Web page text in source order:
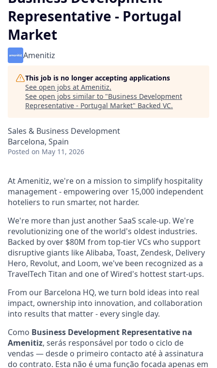
Representative - Portugal
Market
Amenitiz
This job is no longer accepting applications
See open jobs at Amenitiz.
See open jobs similar to "Business Development
Representative - Portugal Market" Backed VC.
Sales & Business Development
Barcelona, Spain
Posted on May 11, 2026
At Amenitiz, we're on a mission to simplify hospitality
management - empowering over 15,000 independent
hoteliers to run smarter, not harder.
We're more than just another SaaS scale-up. We're
revolutionizing one of the world's oldest industries.
Backed by over $80M from top-tier VCs who support
disruptive giants like Alibaba, Toast, Zendesk, Delivery
Hero, Revolut, and Loom, we've been recognized as a
TravelTech Titan and one of Wired's hottest start-ups.
From our Barcelona HQ, we turn bold ideas into real
impact, ownership into innovation, and collaboration
into results that matter - every single day.
Como Business Development Representative na
Amenitiz, serás responsável por todo o ciclo de
vendas — desde o primeiro contacto até à assinatura
do contrato. Esta não é uma função focada apenas em